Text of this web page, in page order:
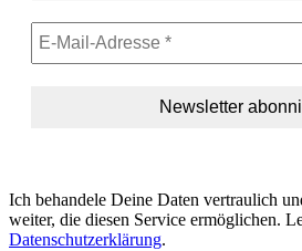
Ich behandele Deine Daten vertraulich
weiter, die diesen Service ermöglichen.
Datenschutzerklärung.